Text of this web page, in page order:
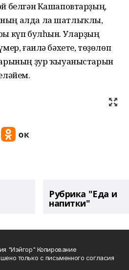
белгән Кашаповтарҙың,
алда ла шатлыҡлы,
күп булһын. Уларҙың
ғаилә бәхете, төҙөлөп
ҙур ҡыуаныстарын
Рубрика "Еда и
напитки"
"Иэйгор" Копирование
только с письменного согласия